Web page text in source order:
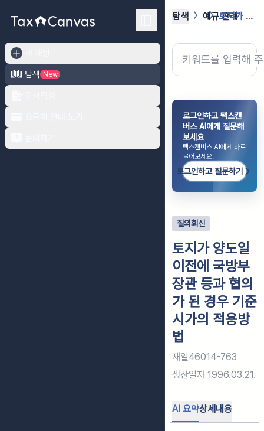
탐색
New
탐색 예규·판례 토지가 양도일 이전에 국방부장관 등과...
로그인하고 택스캔
버스 AI에게 질문해
보세요
택스캔버스 AI에게 바로
물어보세요.
로그인하고 질문하기
질의회신
토지가 양도일
이전에 국방부
장관 등과 협의
가 된 경우 기준
시가의 적용방
법
재일46014-763
생산일자 1996.03.21.
AI 요약상세내용